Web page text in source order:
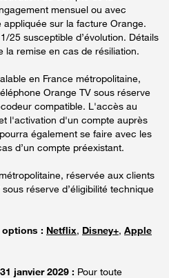
mensuel ou avec
sur la facture Orange.
25 susceptible d’évolution. Détails
la remise en cas de résiliation.
en France métropolitaine,
Orange TV sous réserve
compatible. L'accès au
l'activation d'un compte auprès
également se faire avec les
d’un compte préexistant.
réservée aux clients
réserve d’éligibilité technique
: Netflix, Disney+, Apple
janvier 2029 : Pour toute